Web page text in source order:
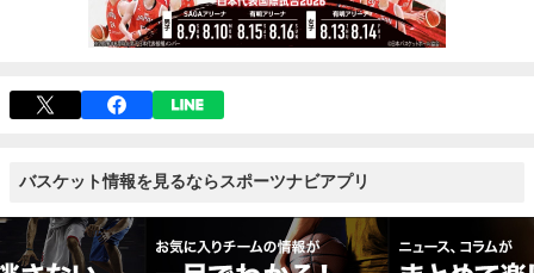
バスケット情報を見るならスポーツナビアプリ